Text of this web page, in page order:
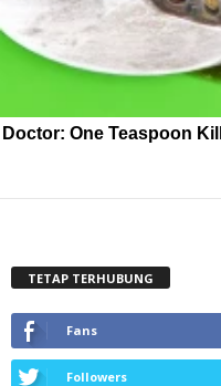
Doctor: One Teaspoon
TETAP TERHUBUNG
Fans
Followers